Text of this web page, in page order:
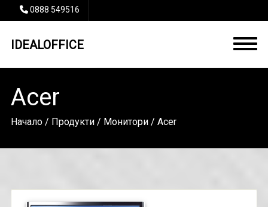
0888 549516
IDEALOFFICE
Acer
Начало/ Продукти/ Монитори/ Acer